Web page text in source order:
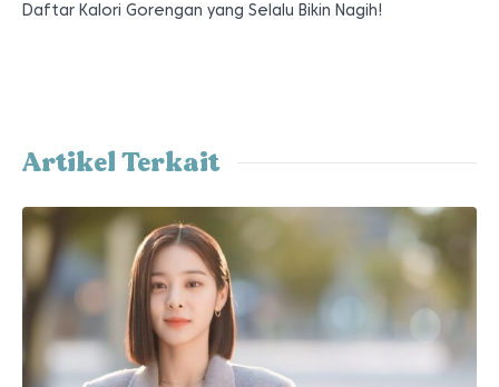
Daftar Kalori Gorengan yang Selalu Bikin Nagih!
Artikel Terkait